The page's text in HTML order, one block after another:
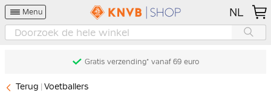
Menu NL
Gratis verzending* vanaf 69 euro
Terug Voetballers